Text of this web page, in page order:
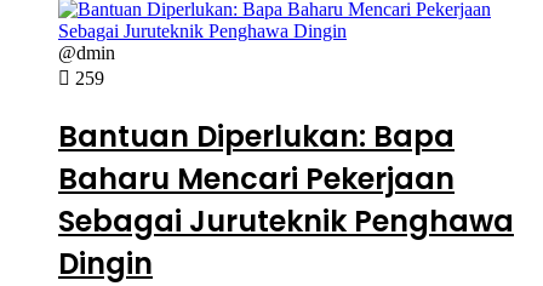
@dmin
259
Bantuan Diperlukan: Bapa
Baharu Mencari Pekerjaan
Sebagai Juruteknik Penghawa
Dingin